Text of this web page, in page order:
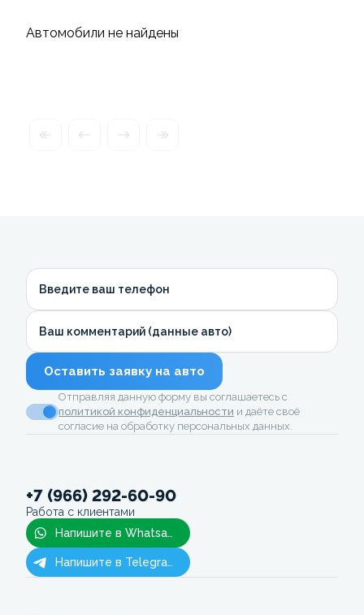
Автомобили не найдены
Введите ваш телефон
Ваш комментарий (данные авто)
Оставить заявку на авто
Отправляя данную форму вы соглашаетесь с
политикой конфиденциальности и даёте своё
согласие на обработку персональных данных.
+7 (966) 292-60-90
Работа с клиентами
Напишите в Whatsapp
Напишите в Telegram